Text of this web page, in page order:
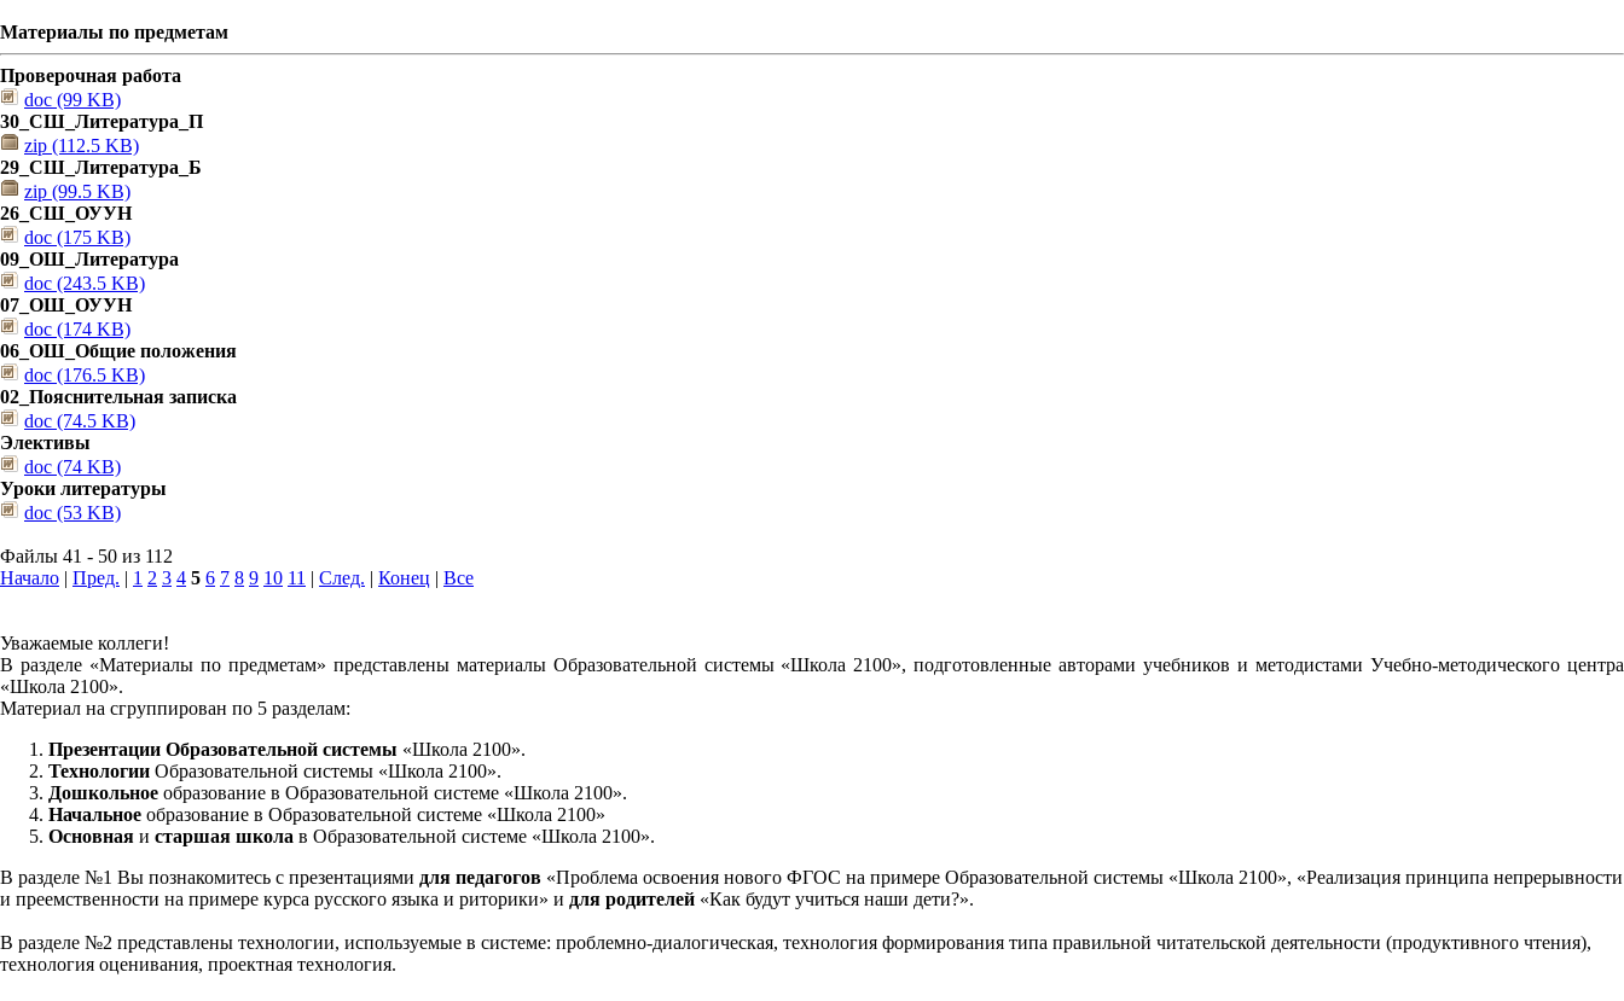
Материалы по предметам
Проверочная работа
doc (99 KB)
30_СШ_Литература_П
zip (112.5 KB)
29_СШ_Литература_Б
zip (99.5 KB)
26_СШ_ОУУН
doc (175 KB)
09_ОШ_Литература
doc (243.5 KB)
07_ОШ_ОУУН
doc (174 KB)
06_ОШ_Общие положения
doc (176.5 KB)
02_Пояснительная записка
doc (74.5 KB)
Элективы
doc (74 KB)
Уроки литературы
doc (53 KB)
Файлы 41 - 50 из 112
Начало | Пред. | 1 2 3 4 5 6 7 8 9 10 11 | След. | Конец | Все
Уважаемые коллеги!
В разделе «Материалы по предметам» представлены материалы Образовательной системы «Школа 2100», подготовленные авторами учебников и методистами Учебно-методического центра
«Школа 2100».
Материал на сгруппирован по 5 разделам:
Презентации Образовательной системы «Школа 2100».
Технологии Образовательной системы «Школа 2100».
Дошкольное образование в Образовательной системе «Школа 2100».
Начальное образование в Образовательной системе «Школа 2100»
Основная и старшая школа в Образовательной системе «Школа 2100».
В разделе №1 Вы познакомитесь с презентациями для педагогов «Проблема освоения нового ФГОС на примере Образовательной системы «Школа 2100», «Реализация принципа непрерывности
и преемственности на примере курса русского языка и риторики» и для родителей «Как будут учиться наши дети?».
В разделе №2 представлены технологии, используемые в системе: проблемно-диалогическая, технология формирования типа правильной читательской деятельности (продуктивного чтения),
технология оценивания, проектная технология.